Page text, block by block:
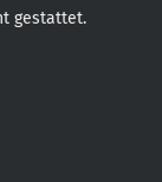
gestattet.